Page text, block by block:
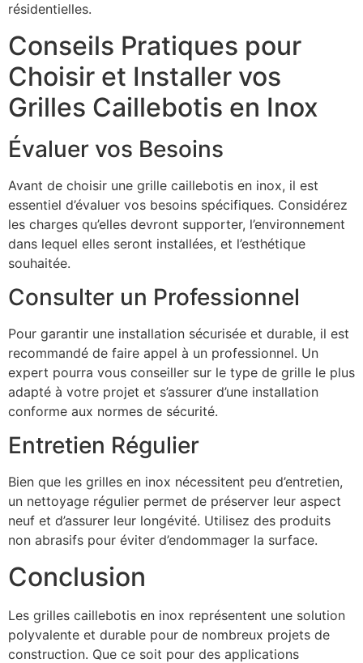
résidentielles.
Conseils Pratiques pour
Choisir et Installer vos
Grilles Caillebotis en Inox
Évaluer vos Besoins
Avant de choisir une grille caillebotis en inox, il est
essentiel d’évaluer vos besoins spécifiques. Considérez
les charges qu’elles devront supporter, l’environnement
dans lequel elles seront installées, et l’esthétique
souhaitée.
Consulter un Professionnel
Pour garantir une installation sécurisée et durable, il est
recommandé de faire appel à un professionnel. Un
expert pourra vous conseiller sur le type de grille le plus
adapté à votre projet et s’assurer d’une installation
conforme aux normes de sécurité.
Entretien Régulier
Bien que les grilles en inox nécessitent peu d’entretien,
un nettoyage régulier permet de préserver leur aspect
neuf et d’assurer leur longévité. Utilisez des produits
non abrasifs pour éviter d’endommager la surface.
Conclusion
Les grilles caillebotis en inox représentent une solution
polyvalente et durable pour de nombreux projets de
construction. Que ce soit pour des applications